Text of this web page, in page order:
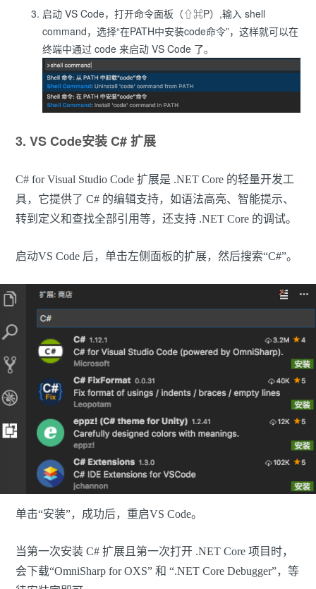
启动 VS Code，打开命令面板（⇧⌘P）,输入 shell
command，选择“在PATH中安装code命令”，这样就可以在
终端中通过 code 来启动 VS Code 了。
3. VS Code安装 C# 扩展
C# for Visual Studio Code 扩展是 .NET Core 的轻量开发工
具，它提供了 C# 的编辑支持，如语法高亮、智能提示、
转到定义和查找全部引用等，还支持 .NET Core 的调试。
启动VS Code 后，单击左侧面板的扩展，然后搜索“C#”。
单击“安装”，成功后，重启VS Code。
当第一次安装 C# 扩展且第一次打开 .NET Core 项目时，
会下载“OmniSharp for OXS” 和 “.NET Core Debugger”，等